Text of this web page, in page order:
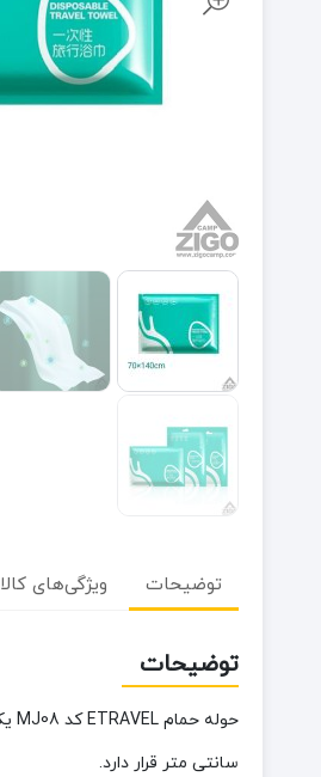
توضیحات ویژگی‌های کالا
توضیحات
حوله حمام ETRAVEL کد MJ08
سانتی متر قرار دارد.